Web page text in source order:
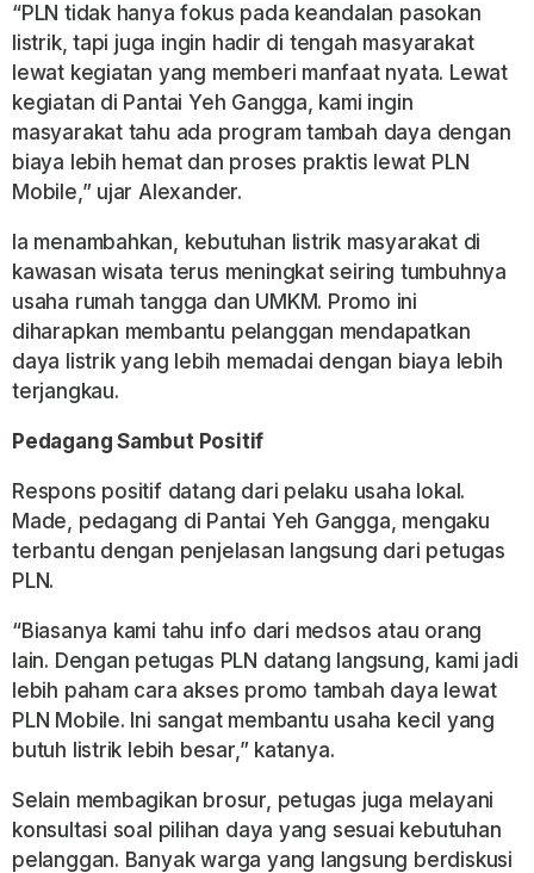
“PLN tidak hanya fokus pada keandalan pasokan
listrik, tapi juga ingin hadir di tengah masyarakat
lewat kegiatan yang memberi manfaat nyata. Lewat
kegiatan di Pantai Yeh Gangga, kami ingin
masyarakat tahu ada program tambah daya dengan
biaya lebih hemat dan proses praktis lewat PLN
Mobile,” ujar Alexander.
Ia menambahkan, kebutuhan listrik masyarakat di
kawasan wisata terus meningkat seiring tumbuhnya
usaha rumah tangga dan UMKM. Promo ini
diharapkan membantu pelanggan mendapatkan
daya listrik yang lebih memadai dengan biaya lebih
terjangkau.
Pedagang Sambut Positif
Respons positif datang dari pelaku usaha lokal.
Made, pedagang di Pantai Yeh Gangga, mengaku
terbantu dengan penjelasan langsung dari petugas
PLN.
“Biasanya kami tahu info dari medsos atau orang
lain. Dengan petugas PLN datang langsung, kami jadi
lebih paham cara akses promo tambah daya lewat
PLN Mobile. Ini sangat membantu usaha kecil yang
butuh listrik lebih besar,” katanya.
Selain membagikan brosur, petugas juga melayani
konsultasi soal pilihan daya yang sesuai kebutuhan
pelanggan. Banyak warga yang langsung berdiskusi